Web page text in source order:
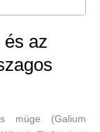
az
müge (Galium